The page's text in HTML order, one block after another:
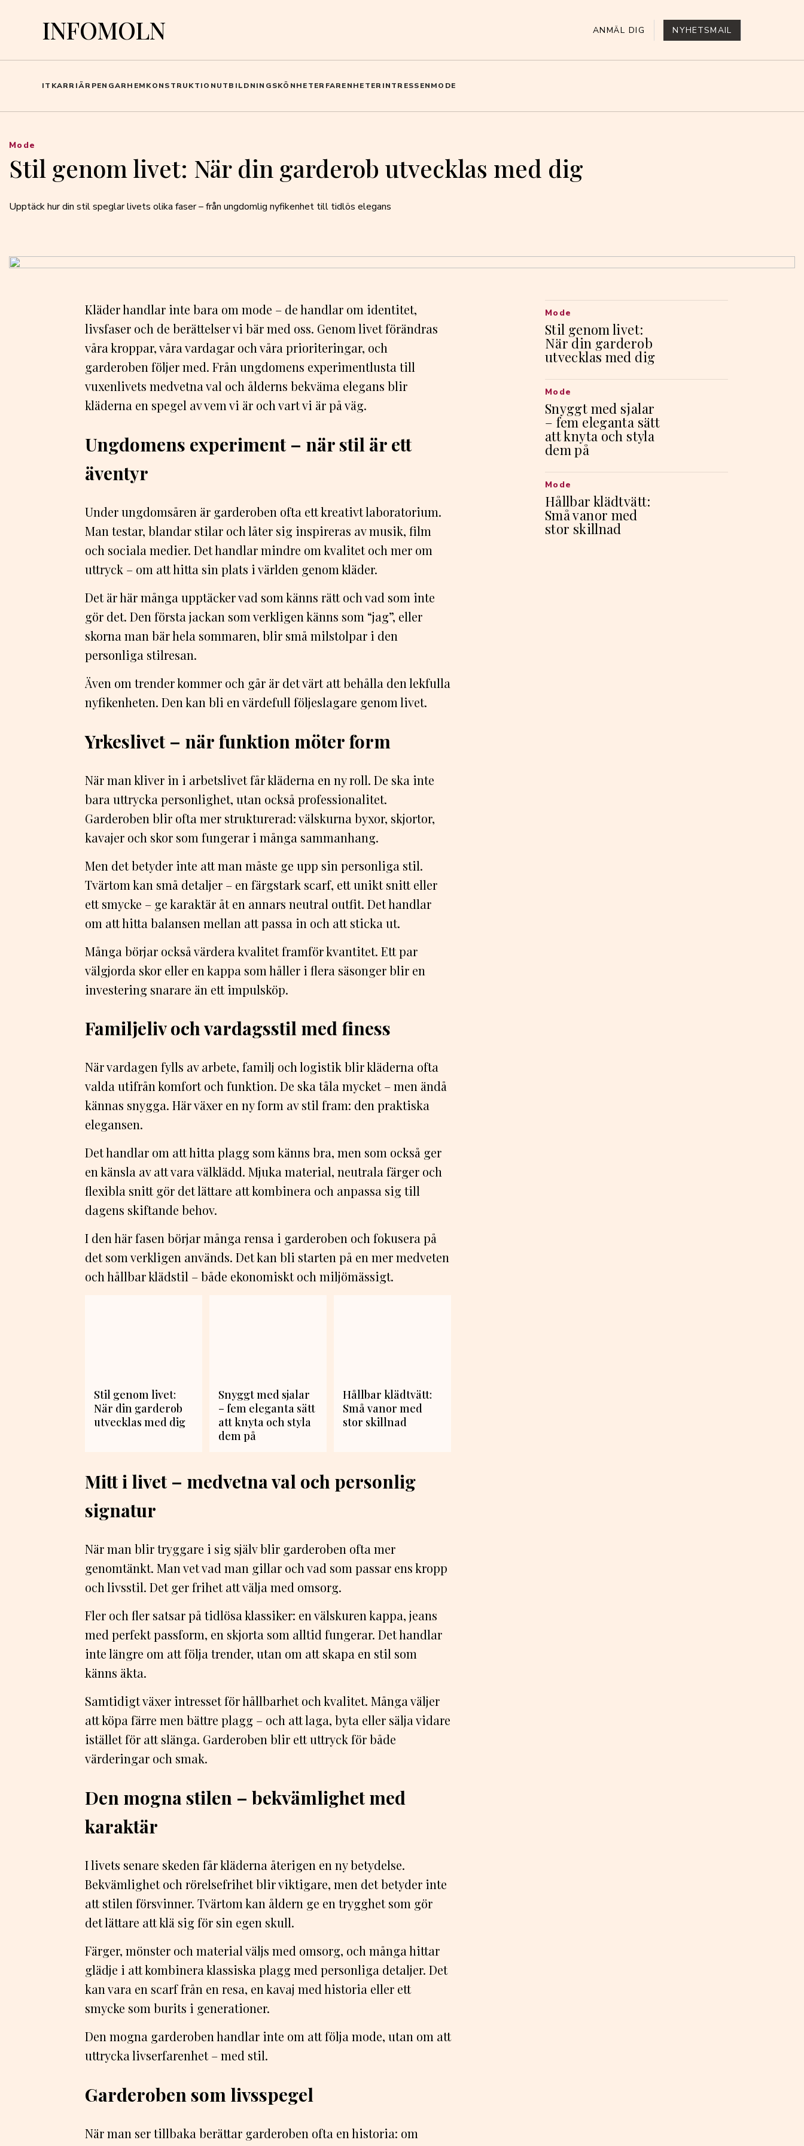
INFOMOLN ANMÄL DIG NYHETSMAIL
IT KARRIÄRPENGARHEMKONSTRUKTIONUTBILDNINGSKÖNHETERFARENHETERINTRESSENMODE
Stil genom livet: När din garderob utvecklas med dig
Upptäck hur din stil speglar livets olika faser – från ungdomlig nyfikenhet till tidlös elegans
Mode
Kläder handlar inte bara om mode – de handlar om identitet,
livsfaser och de berättelser vi bär med oss. Genom livet förändras
våra kroppar, våra vardagar och våra prioriteringar, och
garderoben följer med. Från ungdomens experimentlusta till
vuxenlivets medvetna val och ålderns bekväma elegans blir
kläderna en spegel av vem vi är och vart vi är på väg.
Ungdomens experiment – när stil är ett
äventyr
Under ungdomsåren är garderoben ofta ett kreativt laboratorium.
Man testar, blandar stilar och låter sig inspireras av musik, film
och sociala medier. Det handlar mindre om kvalitet och mer om
uttryck – om att hitta sin plats i världen genom kläder.
Det är här många upptäcker vad som känns rätt och vad som inte
gör det. Den första jackan som verkligen känns som “jag”, eller
skorna man bär hela sommaren, blir små milstolpar i den
personliga stilresan.
Även om trender kommer och går är det värt att behålla den lekfulla
nyfikenheten. Den kan bli en värdefull följeslagare genom livet.
Yrkeslivet – när funktion möter form
När man kliver in i arbetslivet får kläderna en ny roll. De ska inte
bara uttrycka personlighet, utan också professionalitet.
Garderoben blir ofta mer strukturerad: välskurna byxor, skjortor,
kavajer och skor som fungerar i många sammanhang.
Men det betyder inte att man måste ge upp sin personliga stil.
Tvärtom kan små detaljer – en färgstark scarf, ett unikt snitt eller
ett smycke – ge karaktär åt en annars neutral outfit. Det handlar
om att hitta balansen mellan att passa in och att sticka ut.
Många börjar också värdera kvalitet framför kvantitet. Ett par
välgjorda skor eller en kappa som håller i flera säsonger blir en
investering snarare än ett impulsköp.
Familjeliv och vardagsstil med finess
När vardagen fylls av arbete, familj och logistik blir kläderna ofta
valda utifrån komfort och funktion. De ska tåla mycket – men ändå
kännas snygga. Här växer en ny form av stil fram: den praktiska
elegansen.
Det handlar om att hitta plagg som känns bra, men som också ger
en känsla av att vara välklädd. Mjuka material, neutrala färger och
flexibla snitt gör det lättare att kombinera och anpassa sig till
dagens skiftande behov.
I den här fasen börjar många rensa i garderoben och fokusera på
det som verkligen används. Det kan bli starten på en mer medveten
och hållbar klädstil – både ekonomiskt och miljömässigt.
Stil genom livet:
När din garderob
utvecklas med dig
Snyggt med sjalar
– fem eleganta sätt
att knyta och styla
dem på
Hållbar klädtvätt:
Små vanor med
stor skillnad
Mitt i livet – medvetna val och personlig
signatur
När man blir tryggare i sig själv blir garderoben ofta mer
genomtänkt. Man vet vad man gillar och vad som passar ens kropp
och livsstil. Det ger frihet att välja med omsorg.
Fler och fler satsar på tidlösa klassiker: en välskuren kappa, jeans
med perfekt passform, en skjorta som alltid fungerar. Det handlar
inte längre om att följa trender, utan om att skapa en stil som
känns äkta.
Samtidigt växer intresset för hållbarhet och kvalitet. Många väljer
att köpa färre men bättre plagg – och att laga, byta eller sälja vidare
istället för att slänga. Garderoben blir ett uttryck för både
värderingar och smak.
Den mogna stilen – bekvämlighet med
karaktär
I livets senare skeden får kläderna återigen en ny betydelse.
Bekvämlighet och rörelsefrihet blir viktigare, men det betyder inte
att stilen försvinner. Tvärtom kan åldern ge en trygghet som gör
det lättare att klä sig för sin egen skull.
Färger, mönster och material väljs med omsorg, och många hittar
glädje i att kombinera klassiska plagg med personliga detaljer. Det
kan vara en scarf från en resa, en kavaj med historia eller ett
smycke som burits i generationer.
Den mogna garderoben handlar inte om att följa mode, utan om att
uttrycka livserfarenhet – med stil.
Garderoben som livsspegel
När man ser tillbaka berättar garderoben ofta en historia: om
Stil genom livet:
När din garderob
utvecklas med dig
Mode
Snyggt med sjalar
– fem eleganta sätt
att knyta och styla
dem på
Mode
Hållbar klädtvätt:
Små vanor med
stor skillnad
Mode